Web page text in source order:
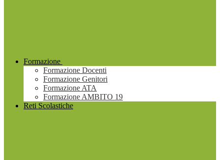
Formazione
Formazione Docenti
Formazione Genitori
Formazione ATA
Formazione AMBITO 19
Reti Scolastiche